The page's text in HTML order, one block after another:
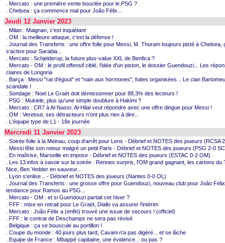
. Mercato : une première vente bouclée pour le PSG ?
. Chelsea : ça commence mal pour João Félix...
Jeudi 12 Janvier 2023
. Milan : Maignan, c'est inquiétant
. OM : la meilleure attaque, c'est la défense !
. Journal des Transferts : une offre folle pour Messi, M. Thuram toujours pisté à Chelsea,
s'active pour Sarabia...
. Mercato : Schjelderup, la future plus-value XXL de Benfica ?
. Mercato - OM : le profil offensif ciblé, l'idée d'un piston, le dossier Guendouzi... Les
claires de Longoria
. Barça : Messi "rat d'égout" et "nain aux hormones", fuites organisées... Le clan
scandale !
. Sondage : Noel Le Graët doit démissionner pour 88,3% des lecteurs !
. PSG : Mukiele, plus qu'une simple doublure à Hakimi ?
. Mercato : CR7 à Al-Nassr, Al-Hilal veut répondre avec une offre dingue pour Messi !
. OM : Veretout, ses détracteurs n'ont plus rien à dire...
. L'équipe type de L1 - 18e journée
Mercredi 11 Janvier 2023
. Soirée folle à la Meinau, coup d'arrêt pour Lens - Débrief et NOTES des joueurs (RCSA
. Messi fête son retour malgré un petit Paris - Débrief et NOTES des joueurs (PSG 2-0
. En maîtrise, Marseille en impose - Débrief et NOTES des joueurs (ESTAC 0-2 OM)
. Les 13 infos à savoir sur la soirée : Rennes surpris, l'OM grand gagnant, les cartons du
Nice, Ben Yedder en sauveur...
. Lyon s'enlise... - Débrief et NOTES des joueurs (Nantes 0-0 OL)
. Journal des Transferts : une grosse offre pour Guendouzi, nouveau club pour João
tendance pour Ramos au PSG...
. Mercato - OM : et si Guendouzi partait cet hiver ?
. FFF : mise en retrait pour Le Graët, Diallo va assurer l'intérim
. Mercato : João Félix a (enfin) trouvé une issue de secours ! (officiel)
. FFF : le contrat de Deschamps ne sera pas révisé
. Belgique : ça se bouscule au portillon !
. Coupe du monde : 40 jours plus tard, Cavani n'a pas digéré... et se lâche
. Equipe de France : Mbappé capitaine, une évidence... ou pas ?